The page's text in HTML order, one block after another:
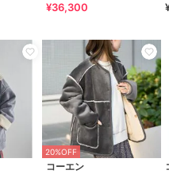
丈コート
¥36,300
20%OFF
コーエン